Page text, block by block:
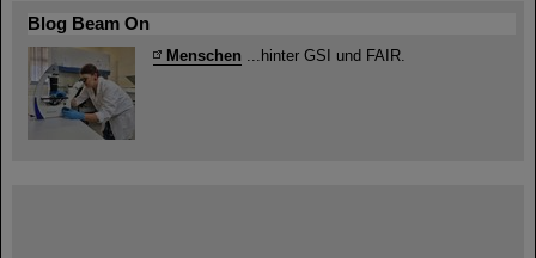
Blog Beam On
Menschen ...hinter GSI und FAIR.